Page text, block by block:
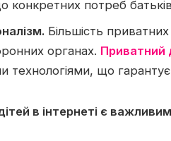
конкретних потреб
Більшість
органах. Приватний
технологіями, що гарантує
в інтернеті є